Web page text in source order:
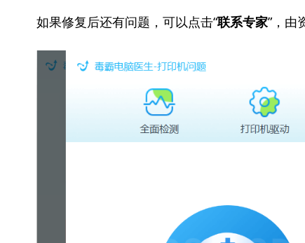
如果修复后还有问题，可以点击“联系专家”，由